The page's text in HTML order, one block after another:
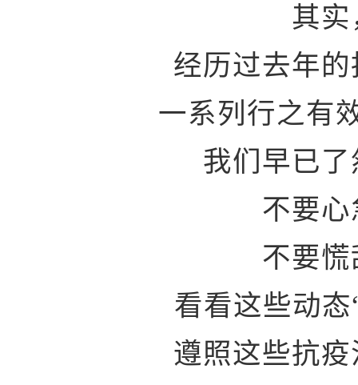
其实
经历过去年
一系列行之有
我们早已
不要
不要
看看这些动
遵照这些抗